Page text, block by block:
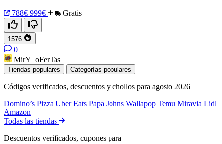
788€ 999€ Gratis
1576
0
MirY_oFerTas
Tiendas populares Categorías populares
Códigos verificados, descuentos y chollos para agosto 2026
Domino’s Pizza Uber Eats Papa Johns Wallapop Temu Miravia Lidl
Amazon
Todas las tiendas
Descuentos verificados, cupones para